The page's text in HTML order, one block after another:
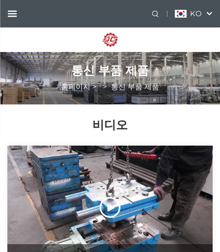
KO
통신 부품 제품
홈페이지>>통신 부품 제품
비디오